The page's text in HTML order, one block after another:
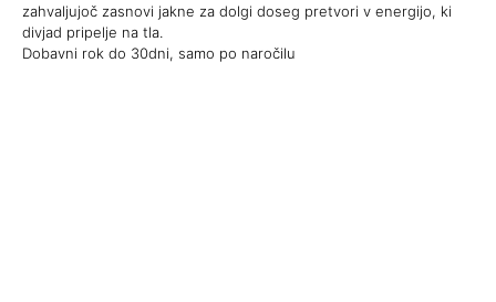
zahvaljujoč zasnovi jakne za dolgi doseg pretvori v energijo, ki
divjad pripelje na tla.
Dobavni rok do 30dni, samo po naročilu